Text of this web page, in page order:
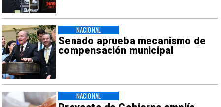
Senado aprueba mecanismo de
compensación municipal
NACIONAL
NACIONAL